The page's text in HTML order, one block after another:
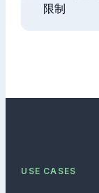
限制
USE CASES